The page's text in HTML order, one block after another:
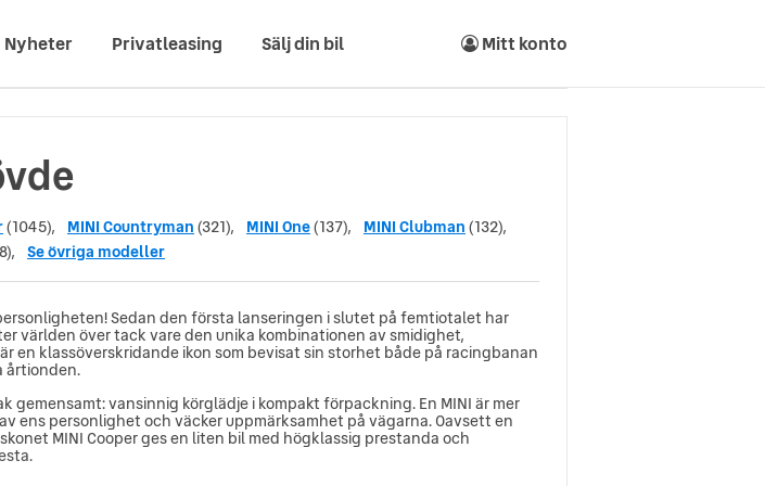
Nyheter Privatleasing Sälj din bil Mitt konto
(1045), MINI Countryman (321), MINI One(137), MINI Clubman (132),
Se övriga modeller
Sedan den första lanseringen i slutet på femtiotalet har
världen över tack vare den unika kombinationen av smidighet,
en klassöverskridande ikon som bevisat sin storhet både på racingbanan
årtionden.
gemensamt: vansinnig körglädje i kompakt förpackning. En MINI är mer
ens personlighet och väcker uppmärksamhet på vägarna. Oavsett en
MINI Cooper ges en liten bil med högklassig prestanda och